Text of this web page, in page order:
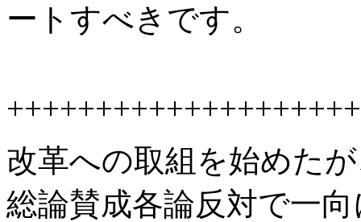
ートすべきです。
改革への取組を始めた
総論賛成各論反対で一